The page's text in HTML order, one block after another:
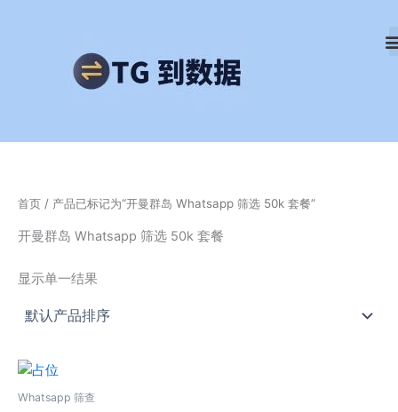
首页 / 产品已标记为“开曼群岛 Whatsapp 筛选 50k 套餐”
开曼群岛 Whatsapp 筛选 50k 套餐
显示单一结果
Whatsapp 筛查